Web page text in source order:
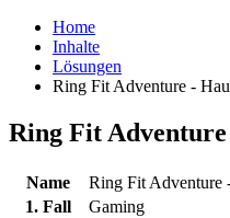
Home
Inhalte
Lösungen
Ring Fit Adventure -
Ring Fit
Name
Ring Fit Adventure
1. Fall
Gaming